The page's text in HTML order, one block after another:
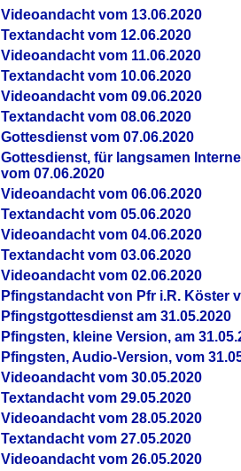
Videoandacht vom 13.06.2020
Textandacht vom 12.06.2020
Videoandacht vom 11.06.2020
Textandacht vom 10.06.2020
Videoandacht vom 09.06.2020
Textandacht vom 08.06.2020
Gottesdienst vom 07.06.2020
Gottesdienst, für langsamen
vom 07.06.2020
Videoandacht vom 06.06.2020
Textandacht vom 05.06.2020
Videoandacht vom 04.06.2020
Textandacht vom 03.06.2020
Videoandacht vom 02.06.2020
Pfingstandacht von Pfr i.R. Köster
Pfingstgottesdienst am 31.05.2020
Pfingsten, kleine Version, am
Pfingsten, Audio-Version, vom
Videoandacht vom 30.05.2020
Textandacht vom 29.05.2020
Videoandacht vom 28.05.2020
Textandacht vom 27.05.2020
Videoandacht vom 26.05.2020